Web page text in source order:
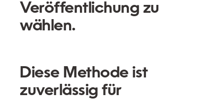
Veröffentlichung zu
wählen.
Diese Methode ist
zuverlässig für